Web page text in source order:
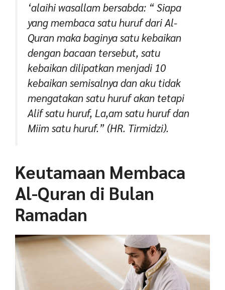
‘alaihi wasallam bersabda: “ Siapa
yang membaca satu huruf dari Al-
Quran maka baginya satu kebaikan
dengan bacaan tersebut, satu
kebaikan dilipatkan menjadi 10
kebaikan semisalnya dan aku tidak
mengatakan satu huruf akan tetapi
Alif satu huruf, La,am satu huruf dan
Miim satu huruf.” (HR. Tirmidzi).
Keutamaan Membaca
Al-Quran di Bulan
Ramadan